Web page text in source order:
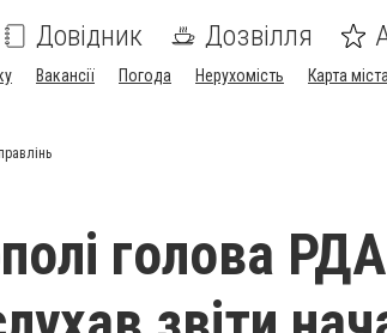
Довідник Дозвілля
Вакансії Погода Нерухомість Карта міста
голова